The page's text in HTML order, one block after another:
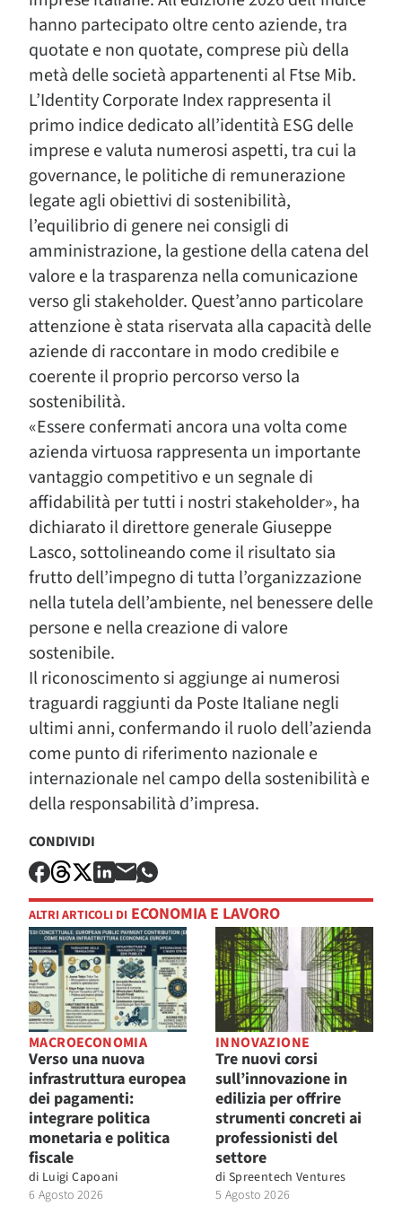
hanno partecipato oltre cento aziende, tra
quotate e non quotate, comprese più della
metà delle società appartenenti al Ftse Mib.
L’Identity Corporate Index rappresenta il
primo indice dedicato all’identità ESG delle
imprese e valuta numerosi aspetti, tra cui la
governance, le politiche di remunerazione
legate agli obiettivi di sostenibilità,
l’equilibrio di genere nei consigli di
amministrazione, la gestione della catena del
valore e la trasparenza nella comunicazione
verso gli stakeholder. Quest’anno particolare
attenzione è stata riservata alla capacità delle
aziende di raccontare in modo credibile e
coerente il proprio percorso verso la
sostenibilità.
«Essere confermati ancora una volta come
azienda virtuosa rappresenta un importante
vantaggio competitivo e un segnale di
affidabilità per tutti i nostri stakeholder», ha
dichiarato il direttore generale Giuseppe
Lasco, sottolineando come il risultato sia
frutto dell’impegno di tutta l’organizzazione
nella tutela dell’ambiente, nel benessere delle
persone e nella creazione di valore
sostenibile.
Il riconoscimento si aggiunge ai numerosi
traguardi raggiunti da Poste Italiane negli
ultimi anni, confermando il ruolo dell’azienda
come punto di riferimento nazionale e
internazionale nel campo della sostenibilità e
della responsabilità d’impresa.
CONDIVIDI
ALTRI ARTICOLI DI ECONOMIA E LAVORO
MACROECONOMIA
Verso una nuova
infrastruttura europea
dei pagamenti:
integrare politica
monetaria e politica
fiscale
di Luigi Capoani
6 Agosto 2026
INNOVAZIONE
Tre nuovi corsi
sull’innovazione in
edilizia per offrire
strumenti concreti ai
professionisti del
settore
di Spreentech Ventures
5 Agosto 2026